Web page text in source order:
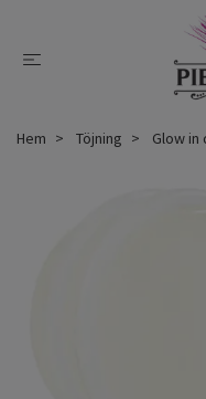
Hem Töjning Glow in